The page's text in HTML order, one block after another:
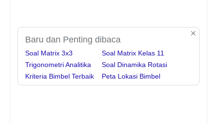
Baru dan Penting dibaca
Soal Matrix 3x3
Trigonometri Analitika
Kriteria Bimbel Terbaik
Soal Matrix Kelas 11
Soal Dinamika Rotasi
Peta Lokasi Bimbel